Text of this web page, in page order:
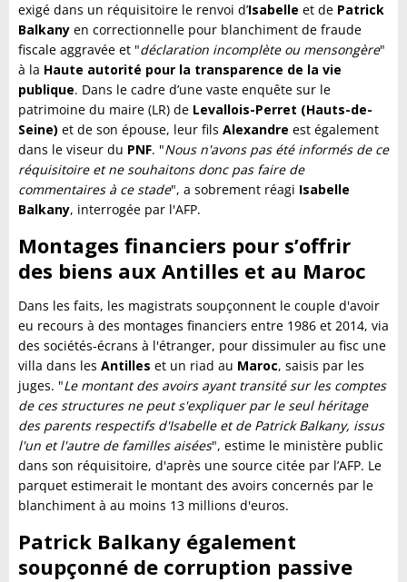
exigé dans un réquisitoire le renvoi d’Isabelle et de Patrick
Balkany en correctionnelle pour blanchiment de fraude
fiscale aggravée et "déclaration incomplète ou mensongère"
à la Haute autorité pour la transparence de la vie
publique. Dans le cadre d’une vaste enquête sur le
patrimoine du maire (LR) de Levallois-Perret (Hauts-de-
Seine) et de son épouse, leur fils Alexandre est également
dans le viseur du PNF. "Nous n'avons pas été informés de ce
réquisitoire et ne souhaitons donc pas faire de
commentaires à ce stade", a sobrement réagi Isabelle
Balkany, interrogée par l'AFP.
Montages financiers pour s’offrir
des biens aux Antilles et au Maroc
Dans les faits, les magistrats soupçonnent le couple d'avoir
eu recours à des montages financiers entre 1986 et 2014, via
des sociétés-écrans à l'étranger, pour dissimuler au fisc une
villa dans les Antilles et un riad au Maroc, saisis par les
juges. "Le montant des avoirs ayant transité sur les comptes
de ces structures ne peut s'expliquer par le seul héritage
des parents respectifs d'Isabelle et de Patrick Balkany, issus
l'un et l'autre de familles aisées", estime le ministère public
dans son réquisitoire, d'après une source citée par l’AFP. Le
parquet estimerait le montant des avoirs concernés par le
blanchiment à au moins 13 millions d'euros.
Patrick Balkany également
soupçonné de corruption passive